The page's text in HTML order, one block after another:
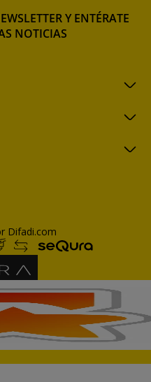
Y ENTÉRATE
NOTICIAS
Difadi.com